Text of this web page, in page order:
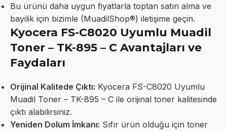
Bu ürünü daha uygun fiyatlarla toptan satın alma ve
bayilik için bizimle (MuadilShop®) iletişime geçin.
Kyocera FS-C8020 Uyumlu Muadil
Toner – TK-895 – C Avantajları ve
Faydaları
Orijinal Kalitede Çıktı: Kyocera FS-C8020 Uyumlu
Muadil Toner – TK-895 – C ile orijinal toner kalitesinde
çıktı alabilirsiniz.
Yeniden Dolum İmkanı: Sıfır ürün olduğu için toner